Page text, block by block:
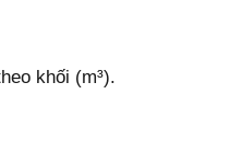
khối (m³).